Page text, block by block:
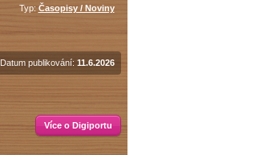
Typ: Časopisy / Noviny
Datum publikování: 11.6.2026
Více o Digiportu